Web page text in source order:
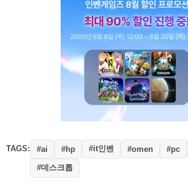
TAGS: #ai #hp #it인벤 #omen #pc
#데스크톱